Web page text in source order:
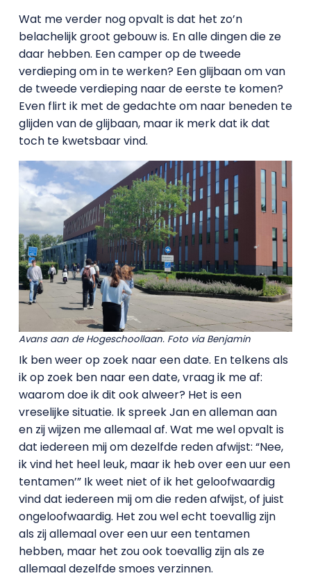
Wat me verder nog opvalt is dat het zo’n
belachelijk groot gebouw is. En alle dingen die ze
daar hebben. Een camper op de tweede
verdieping om in te werken? Een glijbaan om van
de tweede verdieping naar de eerste te komen?
Even flirt ik met de gedachte om naar beneden te
glijden van de glijbaan, maar ik merk dat ik dat
toch te kwetsbaar vind.
Avans aan de Hogeschoollaan. Foto via Benjamin
Ik ben weer op zoek naar een date. En telkens als
ik op zoek ben naar een date, vraag ik me af:
waarom doe ik dit ook alweer? Het is een
vreselijke situatie. Ik spreek Jan en alleman aan
en zij wijzen me allemaal af. Wat me wel opvalt is
dat iedereen mij om dezelfde reden afwijst: “Nee,
ik vind het heel leuk, maar ik heb over een uur een
tentamen’” Ik weet niet of ik het geloofwaardig
vind dat iedereen mij om die reden afwijst, of juist
ongeloofwaardig. Het zou wel echt toevallig zijn
als zij allemaal over een uur een tentamen
hebben, maar het zou ook toevallig zijn als ze
allemaal dezelfde smoes verzinnen.